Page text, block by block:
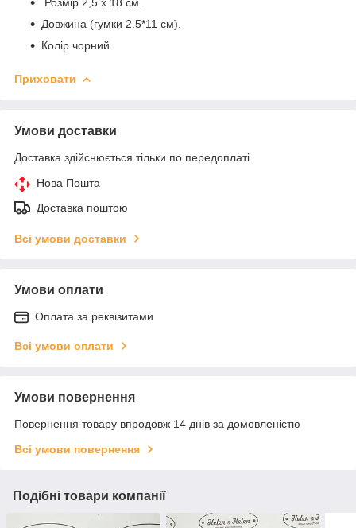
Довжина (гумки 2.5*11 см).
Колір чорний
Приховати
Умови доставки
Доставка здійснюється тільки по передоплаті.
Нова Пошта
Доставка поштою
Всі умови доставки
Умови оплати
Оплата за реквізитами
Всі умови оплати
Умови повернення
Повернення товару впродовж 14 днів за домовленістю
Всі умови повернення
Подібні товари компанії